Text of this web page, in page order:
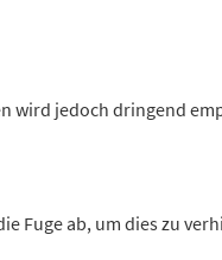
wird jedoch dringend
Fuge ab, um dies zu